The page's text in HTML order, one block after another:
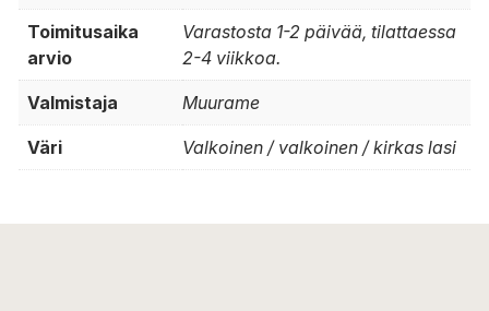
Toimitusaika
arvio
Varastosta 1-2 päivää, tilattaessa
2-4 viikkoa.
Valmistaja Muurame
Väri Valkoinen / valkoinen / kirkas lasi